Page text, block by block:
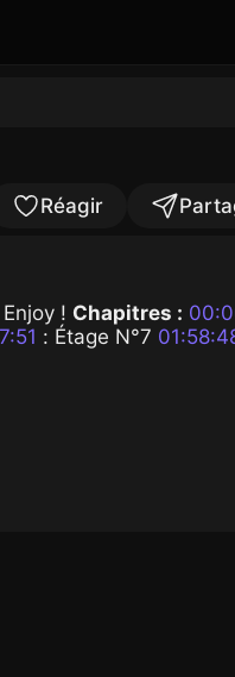
Réagir
! Chapitres :
: Étage N°7